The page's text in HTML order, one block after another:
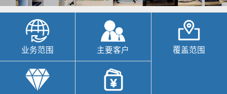
业务范围 主要客户 覆盖范围